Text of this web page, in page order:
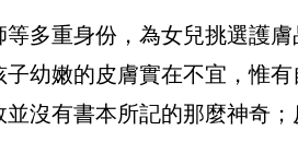
多重身份，為女兒挑選護
幼嫩的皮膚實在不宜，惟
並沒有書本所記的那麼神奇